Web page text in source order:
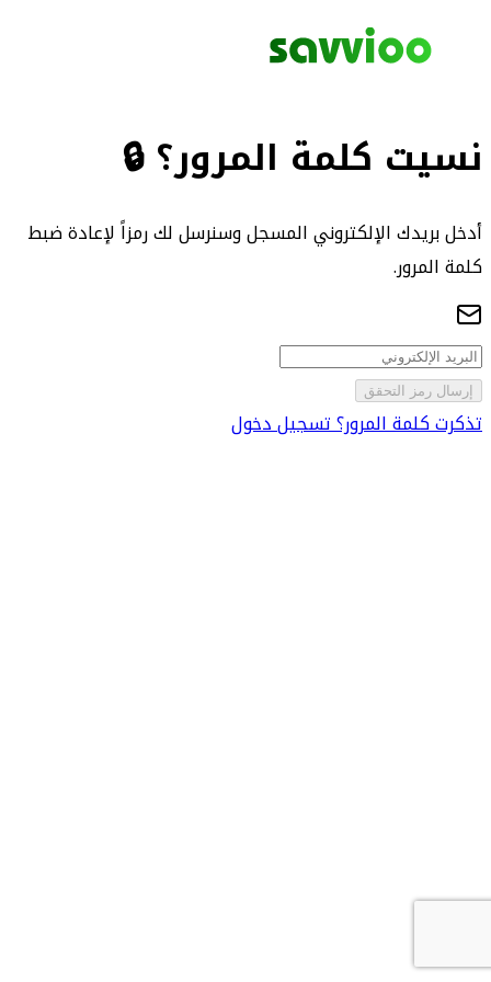
نسيت كلمة المرور؟ 🔒
أدخل بريدك الإلكتروني المسجل وسنرسل لك رمزاً لإعادة ضبط
كلمة المرور.
إرسال رمز التحقق
تذكرت كلمة المرور؟ تسجيل دخول